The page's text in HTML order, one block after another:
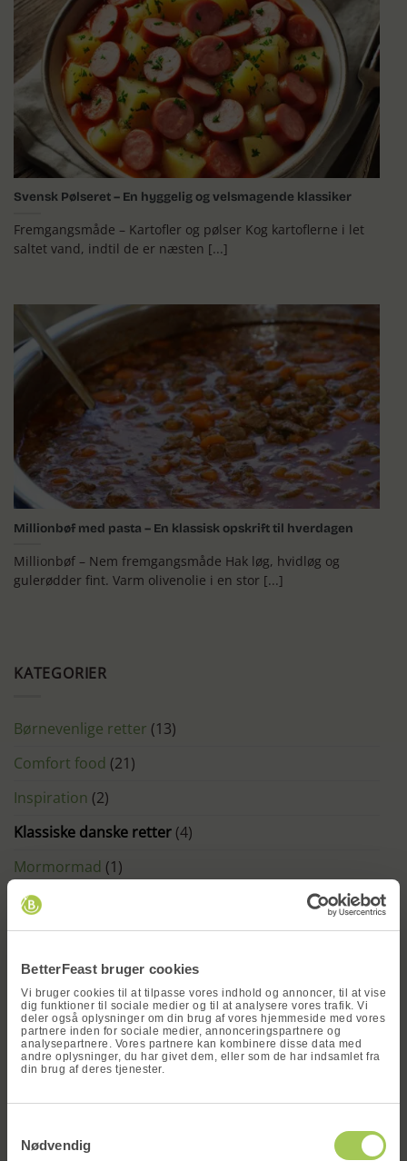
BetterFeast bruger cookies
Vi bruger cookies til at tilpasse vores indhold og annoncer, til at vise
dig funktioner til sociale medier og til at analysere vores trafik. Vi
deler også oplysninger om din brug af vores hjemmeside med vores
partnere inden for sociale medier, annonceringspartnere og
analysepartnere. Vores partnere kan kombinere disse data med
andre oplysninger, du har givet dem, eller som de har indsamlet fra
din brug af deres tjenester.
Nødvendig
KATEGORIER
Børnevenlige retter (13)
Comfort food (21)
Inspiration (2)
Klassiske danske retter (4)
Mormormad (1)
Nyheder
Opskrifter(1)
SENESTE INDLÆG
Tortilla wraps med lækkert fyld – nem opskrift
på tortilla wrap
Kommentarer lukket
Svensk Pølseret – En hyggelig og velsmagende klassiker
Fremgangsmåde – Kartofler og pølser Kog kartoflerne i let
saltet vand, indtil de er næsten [...]
Millionbøf med pasta – En klassisk opskrift til hverdagen
Millionbøf – Nem fremgangsmåde Hak løg, hvidløg og
gulerødder fint. Varm olivenolie i en stor [...]
Vind en
x